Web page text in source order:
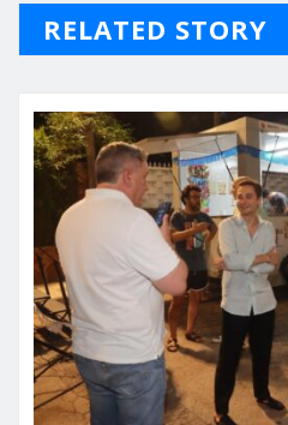
RELATED STORY